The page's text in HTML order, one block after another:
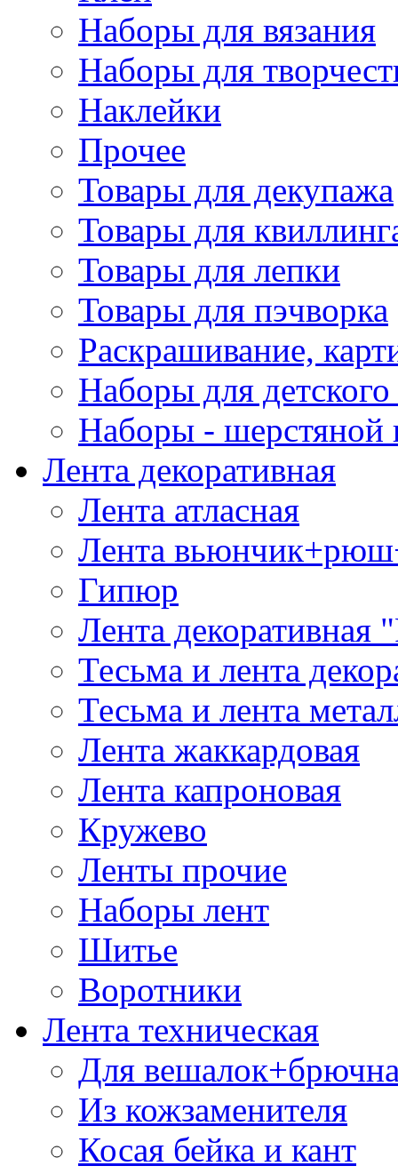
Наборы для вязания
Наборы для
Наклейки
Прочее
Товары для декупажа
Товары для
Товары для лепки
Товары для пэчворка
Раскрашивание,
Наборы для
Наборы - шерстяной
Лента декоративная
Лента атласная
Лента
Гипюр
Лента декоративная
Тесьма и лента
Тесьма и лента
Лента жаккардовая
Лента капроновая
Кружево
Ленты прочие
Наборы лент
Шитье
Воротники
Лента техническая
Для
Из кожзаменителя
Косая бейка и кант